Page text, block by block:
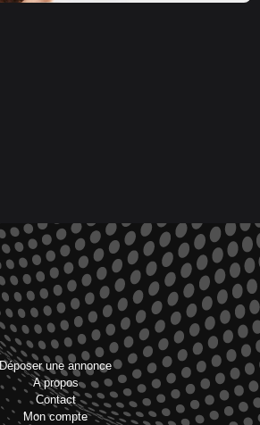
Déposer une annonce
A propos
Contact
Mon compte